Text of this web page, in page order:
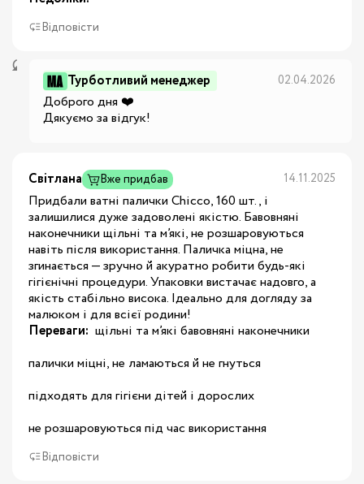
Відповісти
Турботливий менеджер 02.04.2026
Доброго дня ❤️
Дякуємо за відгук!
Світлана Вже придбав 14.11.2025
Придбали ватні палички Chicco, 160 шт., і
залишилися дуже задоволені якістю. Бавовняні
наконечники щільні та м’які, не розшаровуються
навіть після використання. Паличка міцна, не
згинається — зручно й акуратно робити будь-які
гігієнічні процедури. Упаковки вистачає надовго, а
якість стабільно висока. Ідеально для догляду за
малюком і для всієї родини!
Переваги: щільні та м’які бавовняні наконечники
палички міцні, не ламаються й не гнуться
підходять для гігієни дітей і дорослих
не розшаровуються під час використання
Відповісти